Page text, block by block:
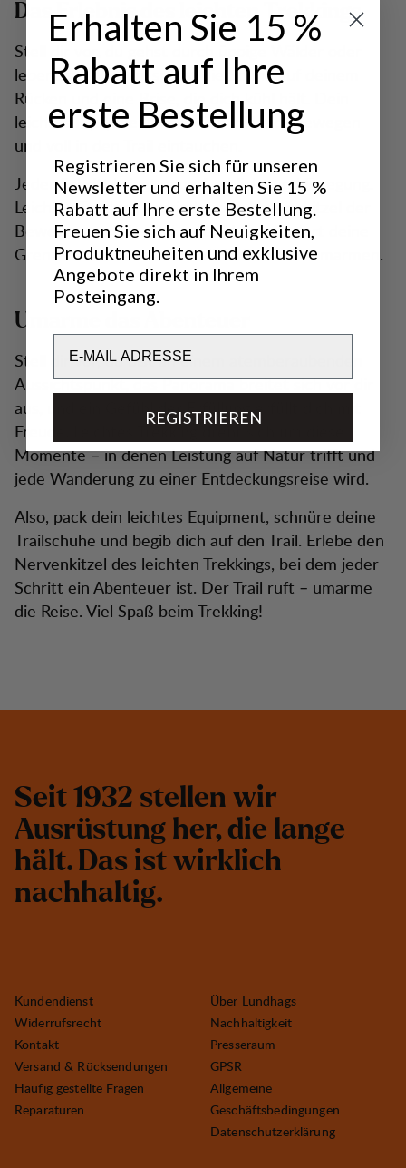
Das Erlebnis des leichten Trekkings
Stell dir vor, du gehst durch üppige Wälder oder
lebendige Wiesen, spürst die Sonne auf deinem
Rücken und eine Brise, die dich kühl hält. Dein
leichtes Equipment lässt dich mühelos bewegen
und voll in den Trail eintauchen.
Jeder Schritt bringt neue Ausblicke und Erregung.
Leichtes Trekking verbindet den Nervenkitzel der
Bewegung mit der Ruhe der Natur, fordert deine
Grenzen heraus und lässt dich die Natur umarmen.
Umarme das Abenteuer
Stell dir vor, du bist an einem atemberaubenden
Aussichtspunkt, das Panorama breitet sich vor dir
aus, und ein Gefühl der Erfüllung erfüllt dich mit
Freude. Leichtes Trekking dreht sich um diese
Momente – in denen Leistung auf Natur trifft und
jede Wanderung zu einer Entdeckungsreise wird.
Also, pack dein leichtes Equipment, schnüre deine
Trailschuhe und begib dich auf den Trail. Erlebe den
Nervenkitzel des leichten Trekkings, bei dem jeder
Schritt ein Abenteuer ist. Der Trail ruft – umarme
die Reise. Viel Spaß beim Trekking!
Seit 1932 stellen wir
Ausrüstung her, die lange
hält. Das ist wirklich
nachhaltig.
Kundendienst
Widerrufsrecht
Kontakt
Versand & Rücksendungen
Häufig gestellte Fragen
Reparaturen
Über Lundhags
Nachhaltigkeit
Presseraum
GPSR
Allgemeine
Geschäftsbedingungen
Datenschutzerklärung
Erhalten Sie 15 %
Rabatt auf Ihre
erste Bestellung
Registrieren Sie sich für unseren
Newsletter und erhalten Sie 15 %
Rabatt auf Ihre erste Bestellung.
Freuen Sie sich auf Neuigkeiten,
Produktneuheiten und exklusive
Angebote direkt in Ihrem
Posteingang.
REGISTRIEREN